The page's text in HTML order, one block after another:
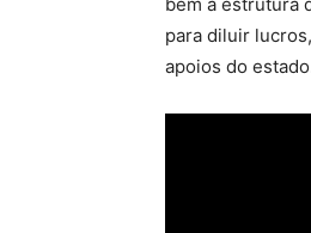
para diluir
apoios do